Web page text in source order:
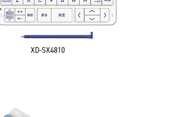
XD-SX4810